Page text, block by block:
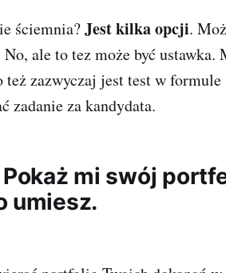
ściemnia?Jest kilka opcji.
ale to tez może być ustawka.
zazwyczaj jest test w formule
zadanie za kandydata.
mi swój
umiesz.